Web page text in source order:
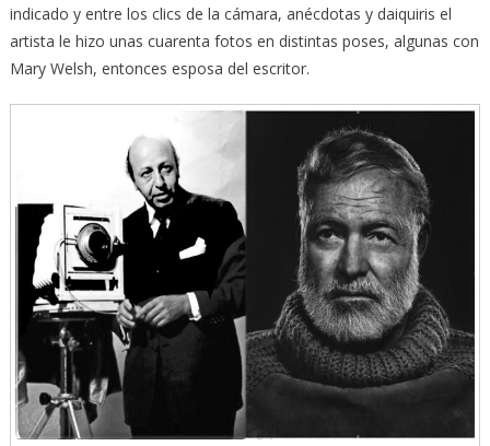
indicado y entre los clics de la cámara, anécdotas y daiquiris el
artista le hizo unas cuarenta fotos en distintas poses, algunas con
Mary Welsh, entonces esposa del escritor.